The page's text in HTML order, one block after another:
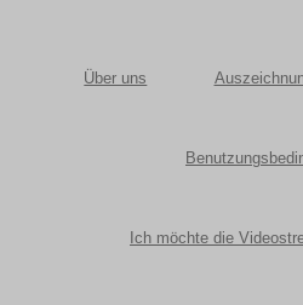
Über uns
Ich möchte die